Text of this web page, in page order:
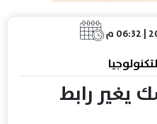
يغير رابط